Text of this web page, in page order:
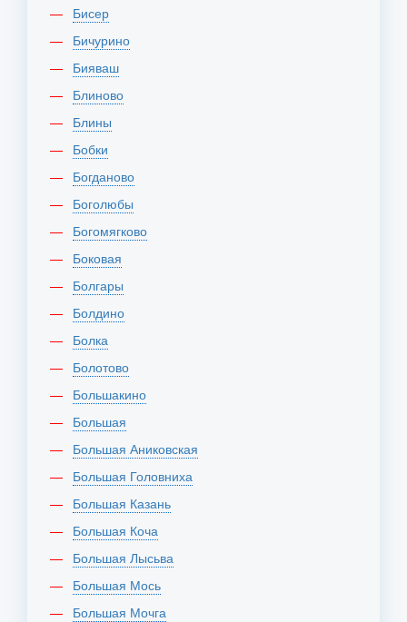
Бисер
Бичурино
Бияваш
Блиново
Блины
Бобки
Богданово
Боголюбы
Богомягково
Боковая
Болгары
Болдино
Болка
Болотово
Большакино
Большая
Большая Аниковская
Большая Головниха
Большая Казань
Большая Коча
Большая Лысьва
Большая Мось
Большая Мочга